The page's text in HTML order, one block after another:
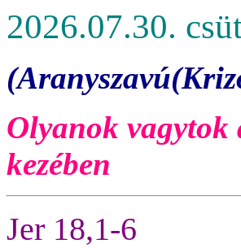
2026.07.30.
Olyanok vagytok
kezében
Jer 18,1-6